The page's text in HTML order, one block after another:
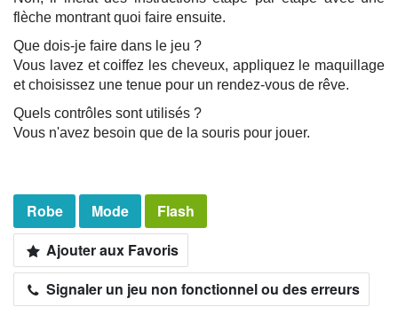
flèche montrant quoi faire ensuite.
Que dois-je faire dans le jeu ?
Vous lavez et coiffez les cheveux, appliquez le maquillage
et choisissez une tenue pour un rendez-vous de rêve.
Quels contrôles sont utilisés ?
Vous n'avez besoin que de la souris pour jouer.
Robe Mode
Flash
Ajouter aux Favoris
Signaler un jeu non fonctionnel ou des erreurs